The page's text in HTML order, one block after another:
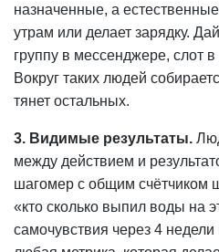
назначенные, а
утрам или делает зарядку.
группу в мессенджере, слот
Вокруг таких людей
тянет остальных.
3. Видимые результаты.
между действием и
шагомер с общим счётчиком
«кто сколько выпил воды на
самочувствия через 4